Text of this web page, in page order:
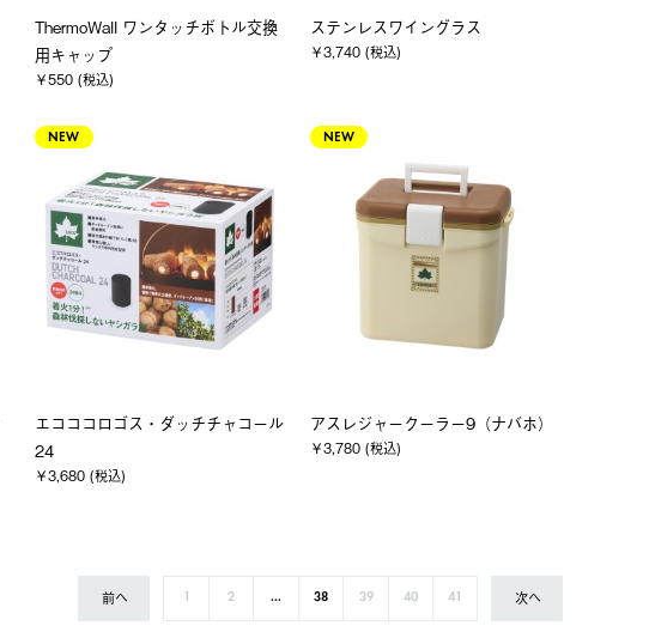
ThermoWall ワンタッチボトル交換
用キャップ
￥550 (税込)
ステンレスワイングラス
￥3,740 (税込)
NEW
エコココロゴス・ダッチチャコール
24
￥3,680 (税込)
NEW
アスレジャークーラー9（ナバホ）
￥3,780 (税込)
前へ 1 2 ... 38 39 40 41 次へ